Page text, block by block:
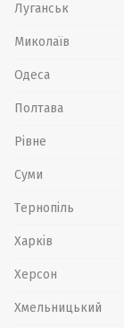
Луганськ
Миколаїв
Одеса
Полтава
Рівне
Суми
Тернопіль
Харків
Херсон
Хмельницький